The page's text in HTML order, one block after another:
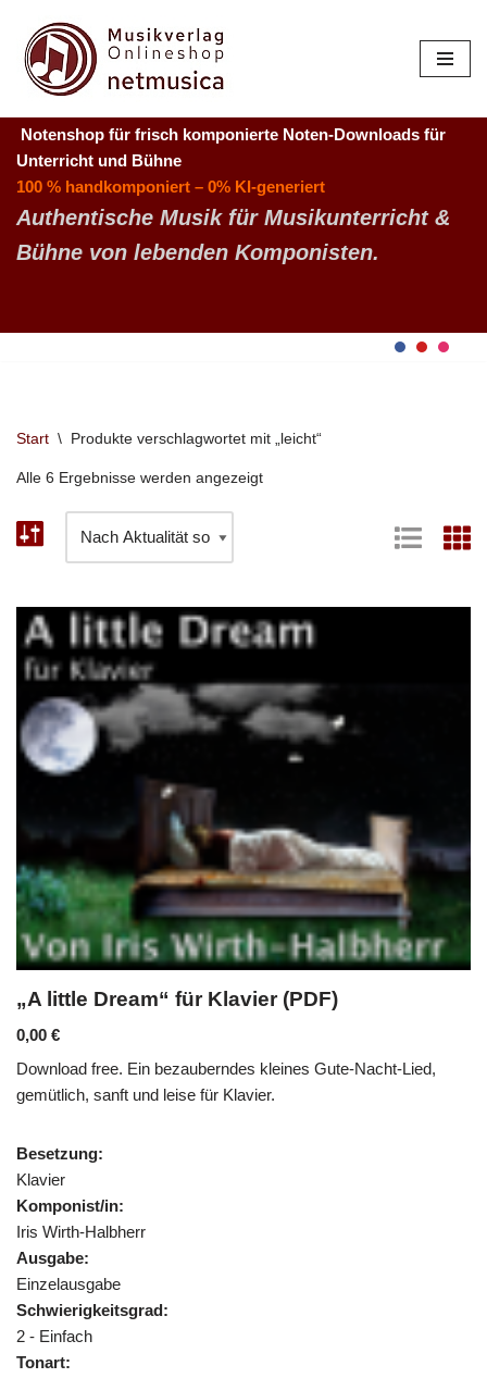
Zum
Inhalt
Notenshop für frisch komponierte Noten-Downloads für
Unterricht und Bühne
100 % handkomponiert – 0% KI-generiert
Authentische Musik für Musikunterricht &
Bühne von lebenden Komponisten.
Start \ Produkte verschlagwortet mit „leicht“
Alle 6 Ergebnisse werden angezeigt
„A little Dream“ für Klavier (PDF)
0,00 €
Download free. Ein bezauberndes kleines Gute-Nacht-Lied,
gemütlich, sanft und leise für Klavier.
Besetzung:
Klavier
Komponist/in:
Iris Wirth-Halbherr
Ausgabe:
Einzelausgabe
Schwierigkeitsgrad:
2 - Einfach
Tonart: